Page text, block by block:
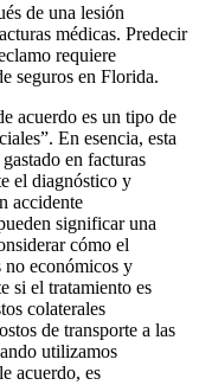
de una lesión
médicas. Predecir
requiere
seguros en Florida.
acuerdo es un tipo de
En esencia, esta
en facturas
el diagnóstico y
accidente
significar una
cómo el
no económicos y
si el tratamiento es
colaterales
de transporte a las
utilizamos
acuerdo, es